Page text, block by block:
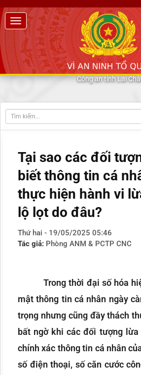
Công an tỉnh Lai
Tại sao các đối
biết thông tin cá
thực hiện hành vi
lộ lọt do đâu?
Thứ hai - 19/05/2025 05:46
Tác giả: Phòng ANM & PCTP CNC
Trong thời đại số hóa
mật thông tin cá nhân ngày
trọng nhưng cũng đầy thách
bất ngờ khi các đối tượng
chính xác thông tin cá nhân
số điện thoại, số căn cước